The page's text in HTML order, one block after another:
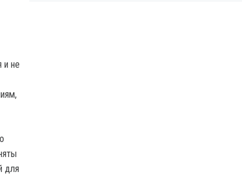
и не
для